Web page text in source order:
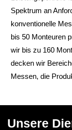
Spektrum an
konventionelle
bis 50 Monteuren
wir bis zu 160
decken wir
Messen, die
Unsere